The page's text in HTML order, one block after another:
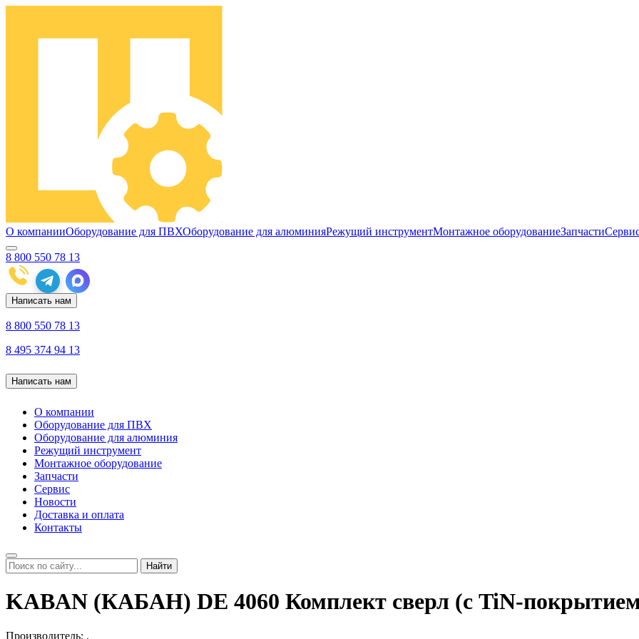
О компанииОборудование для ПВХОборудование для алюминияРежущий инструментМонтажное оборудованиеЗапчасти
8 800 550 78 13
Написать нам
8 800 550 78 13
8 495 374 94 13
Написать нам
О компании
Оборудование для ПВХ
Оборудование для алюминия
Режущий инструмент
Монтажное оборудование
Запчасти
Сервис
Новости
Доставка и оплата
Контакты
Найти
KABAN (КАБАН) DE 4060 Комплект сверл (с TiN-
Производитель: ,